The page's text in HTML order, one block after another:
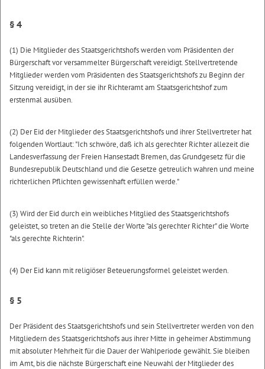
§ 4
(1) Die Mitglieder des Staatsgerichtshofs werden vom Präsidenten der
Bürgerschaft vor versammelter Bürgerschaft vereidigt. Stellvertretende
Mitglieder werden vom Präsidenten des Staatsgerichtshofs zu Beginn der
Sitzung vereidigt, in der sie ihr Richteramt am Staatsgerichtshof zum
erstenmal ausüben.
(2) Der Eid der Mitglieder des Staatsgerichtshofs und ihrer Stellvertreter hat
folgenden Wortlaut: "Ich schwöre, daß ich als gerechter Richter allezeit die
Landesverfassung der Freien Hansestadt Bremen, das Grundgesetz für die
Bundesrepublik Deutschland und die Gesetze getreulich wahren und meine
richterlichen Pflichten gewissenhaft erfüllen werde."
(3) Wird der Eid durch ein weibliches Mitglied des Staatsgerichtshofs
geleistet, so treten an die Stelle der Worte "als gerechter Richter" die Worte
"als gerechte Richterin".
(4) Der Eid kann mit religiöser Beteuerungsformel geleistet werden.
§ 5
Der Präsident des Staatsgerichtshofs und sein Stellvertreter werden von den
Mitgliedern des Staatsgerichtshofs aus ihrer Mitte in geheimer Abstimmung
mit absoluter Mehrheit für die Dauer der Wahlperiode gewählt. Sie bleiben
im Amt, bis die nächste Bürgerschaft eine Neuwahl der Mitglieder des